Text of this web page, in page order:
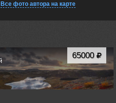
Все фото автора на карте
65000